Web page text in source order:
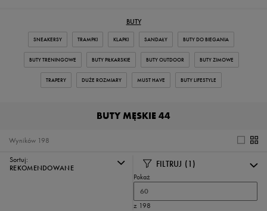
BUTY
SNEAKERSY TRAMPKI KLAPKI SANDAŁY BUTY DO BIEGANIA
BUTY TRENINGOWE BUTY PIŁKARSKIE BUTY OUTDOOR BUTY ZIMOWE
TRAPERY DUŻE ROZMIARY MUST HAVE BUTY LIFESTYLE
BUTY MĘSKIE 44
198
Wyników
Sortuj:
REKOMENDOWANE
FILTRUJ (1)
Pokaż
60
z 198